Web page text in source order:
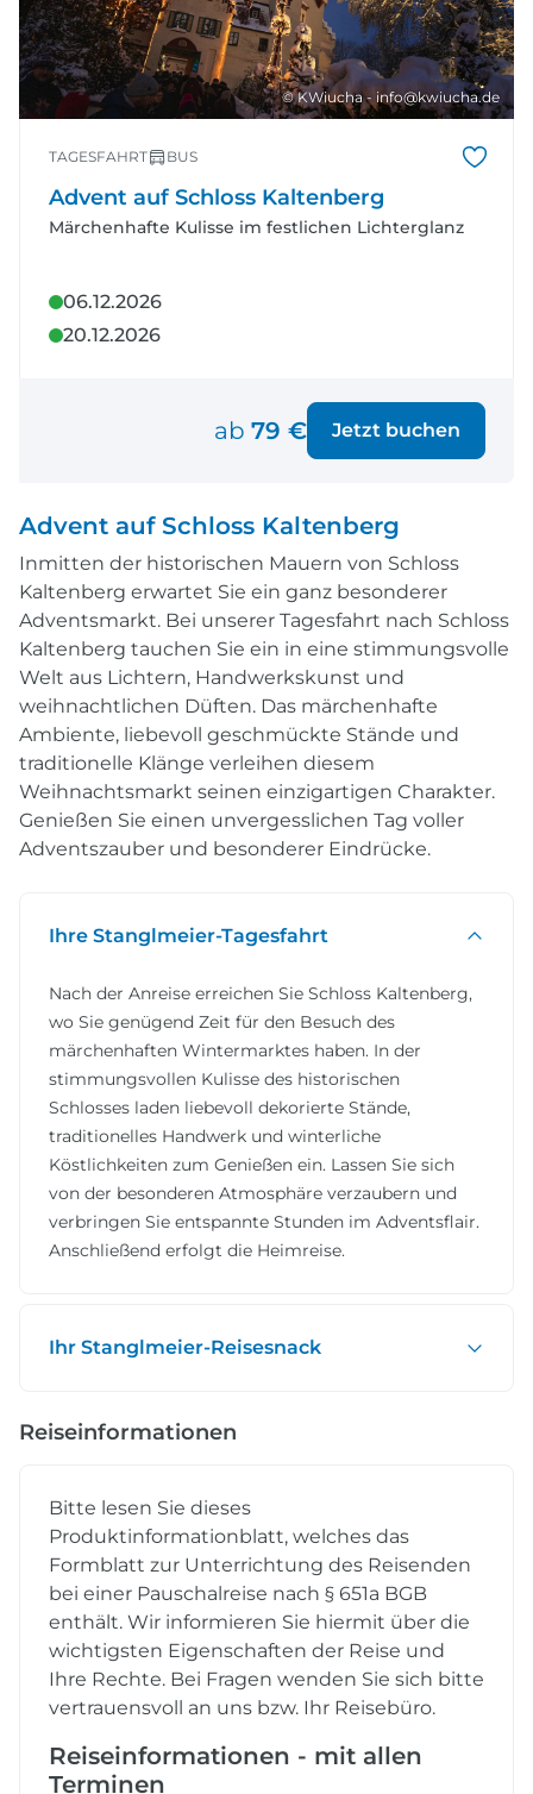
© KWiucha - info@kwiucha.de
TAGESFAHRT BUS
Advent auf Schloss Kaltenberg
Märchenhafte Kulisse im festlichen Lichterglanz
06.12.2026
20.12.2026
ab 79 € Jetzt buchen
Advent auf Schloss Kaltenberg
Inmitten der historischen Mauern von Schloss
Kaltenberg erwartet Sie ein ganz besonderer
Adventsmarkt. Bei unserer Tagesfahrt nach Schloss
Kaltenberg tauchen Sie ein in eine stimmungsvolle
Welt aus Lichtern, Handwerkskunst und
weihnachtlichen Düften. Das märchenhafte
Ambiente, liebevoll geschmückte Stände und
traditionelle Klänge verleihen diesem
Weihnachtsmarkt seinen einzigartigen Charakter.
Genießen Sie einen unvergesslichen Tag voller
Adventszauber und besonderer Eindrücke.
Ihre Stanglmeier-Tagesfahrt
Nach der Anreise erreichen Sie Schloss Kaltenberg,
wo Sie genügend Zeit für den Besuch des
märchenhaften Wintermarktes haben. In der
stimmungsvollen Kulisse des historischen
Schlosses laden liebevoll dekorierte Stände,
traditionelles Handwerk und winterliche
Köstlichkeiten zum Genießen ein. Lassen Sie sich
von der besonderen Atmosphäre verzaubern und
verbringen Sie entspannte Stunden im Adventsflair.
Anschließend erfolgt die Heimreise.
Ihr Stanglmeier-Reisesnack
Reiseinformationen
Bitte lesen Sie dieses
Produktinformationblatt, welches das
Formblatt zur Unterrichtung des Reisenden
bei einer Pauschalreise nach § 651a BGB
enthält. Wir informieren Sie hiermit über die
wichtigsten Eigenschaften der Reise und
Ihre Rechte. Bei Fragen wenden Sie sich bitte
vertrauensvoll an uns bzw. Ihr Reisebüro.
Reiseinformationen - mit allen
Terminen